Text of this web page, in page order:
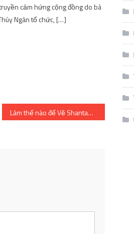
cảm hứng cộng đồng do bà
Ngân tổ chức, […]
Làm thế nào để Vẽ Shantae? (Hướng dẫn vẽ dễ dàng)